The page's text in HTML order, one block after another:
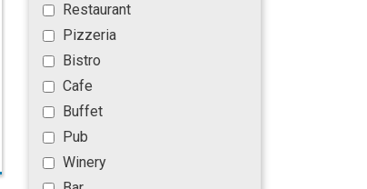
Restaurant
Pizzeria
Bistro
Cafe
Buffet
Pub
Winery